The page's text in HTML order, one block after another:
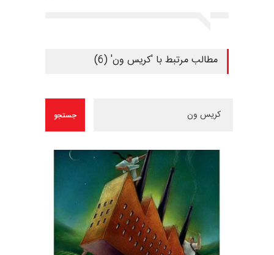
مطالب مرتبط با 'کریس ون' (6)